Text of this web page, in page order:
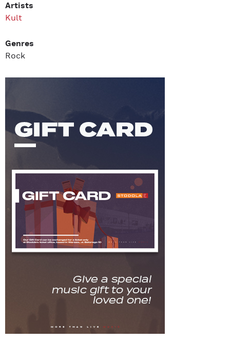
Artists
Kult
Genres
Rock